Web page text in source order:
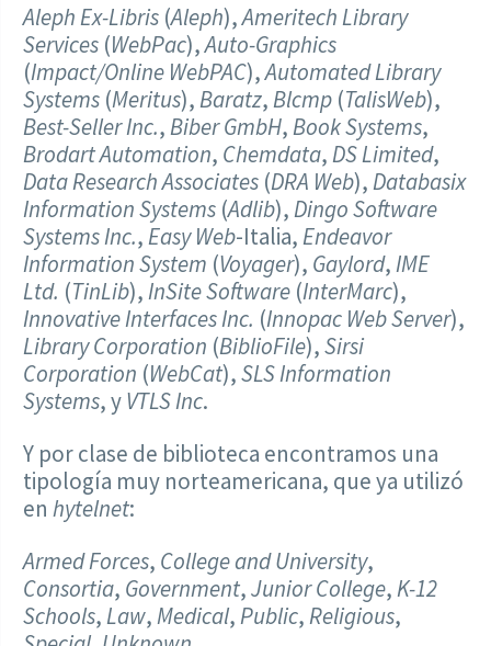
AlephEx-Libris (Aleph),Ameritech Library
Services (WebPac),Auto-Graphics
(Impact/Online WebPAC),Automated Library
Systems (Meritus),Baratz,Blcmp (TalisWeb),
Best-Seller Inc.,Biber GmbH,Book Systems,
Brodart Automation, Chemdata,DS Limited,
Data Research Associates (DRA Web),Databasix
Information Systems (Adlib),Dingo Software
Systems Inc.,Easy Web-Italia,Endeavor
Information System (Voyager), Gaylord,IME
Ltd. (TinLib),InSite Software (InterMarc),
Innovative InterfacesInc. (Innopac Web Server),
Library Corporation (BiblioFile),Sirsi
Corporation (WebCat),SLSInformation
Systems, yVTLS Inc.
Y por clase de biblioteca encontramos una
tipología muy norteamericana, que ya utilizó
en hytelnet:
Armed Forces, College and University,
Consortia, Government,Junior College,K-12
Schools,Law,Medical,Public,Religious,